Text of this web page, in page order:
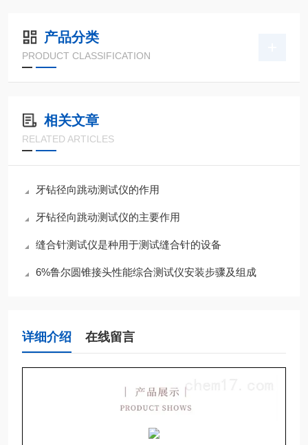
产品分类
PRODUCT CLASSIFICATION
相关文章
RELATED ARTICLES
牙钻径向跳动测试仪的作用
牙钻径向跳动测试仪的主要作用
缝合针测试仪是种用于测试缝合针的设备
6%鲁尔圆锥接头性能综合测试仪安装步骤及组成
详细介绍 在线留言